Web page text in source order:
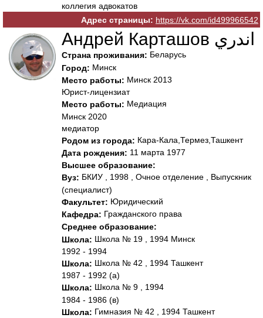
коллегия адвокатов
Адрес страницы: https://vk.com/id499966542
Андрей Карташов اندري
Страна проживания: Беларусь
Город: Минск
Место работы: Минск 2013
Юрист-лицензиат
Место работы: Медиация
Минск 2020
медиатор
Родом из города: Кара-Кала,Термез,Ташкент
Дата рождения: 11 марта 1977
Высшее образование:
Вуз: БКИУ , 1998 , Очное отделение , Выпускник
(специалист)
Факультет: Юридический
Кафедра: Гражданского права
Среднее образование:
Школа: Школа № 19 , 1994 Минск
1992 - 1994
Школа: Школа № 42 , 1994 Ташкент
1987 - 1992 (а)
Школа: Школа № 9 , 1994
1984 - 1986 (в)
Школа: Гимназия № 42 , 1994 Ташкент